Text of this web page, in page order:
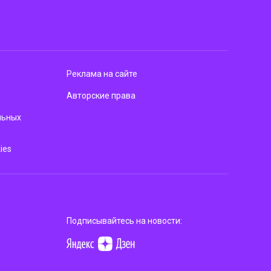
Реклама на сайте
Авторские права
Подписывайтесь на новости: